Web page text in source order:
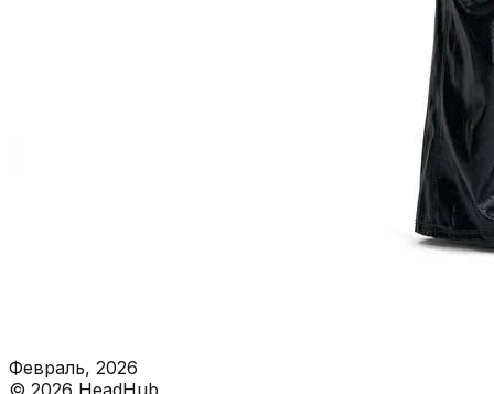
Февраль, 2026
© 2026 HeadHub